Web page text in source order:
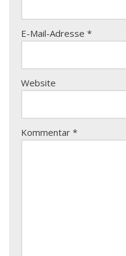
E-Mail-Adresse *
Website
Kommentar *